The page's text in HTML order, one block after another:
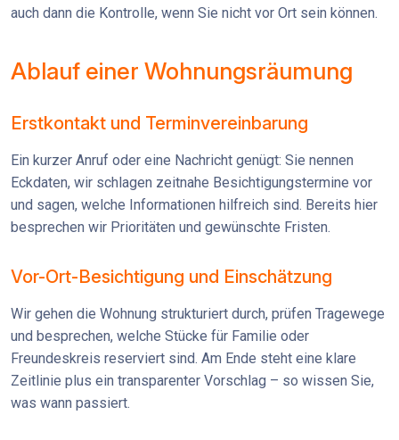
auch dann die Kontrolle, wenn Sie nicht vor Ort sein können.
Ablauf einer Wohnungsräumung
Erstkontakt und Terminvereinbarung
Ein kurzer Anruf oder eine Nachricht genügt: Sie nennen
Eckdaten, wir schlagen zeitnahe Besichtigungstermine vor
und sagen, welche Informationen hilfreich sind. Bereits hier
besprechen wir Prioritäten und gewünschte Fristen.
Vor-Ort-Besichtigung und Einschätzung
Wir gehen die Wohnung strukturiert durch, prüfen Tragewege
und besprechen, welche Stücke für Familie oder
Freundeskreis reserviert sind. Am Ende steht eine klare
Zeitlinie plus ein transparenter Vorschlag – so wissen Sie,
was wann passiert.